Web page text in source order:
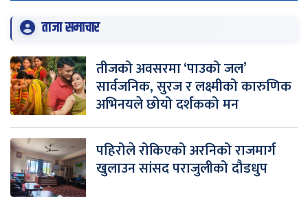
ताजा समाचार
तीजको अवसरमा ‘पाउको जल’
सार्वजनिक, सुरज र लक्ष्मीको कारुणिक
अभिनयले छोयो दर्शकको मन
पहिरोले रोकिएको अरनिको राजमार्ग
खुलाउन सांसद पराजुलीको दौडधुप